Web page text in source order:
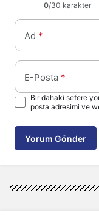
0/30 karakter
Ad *
E-Posta *
Bir dahaki sefere
posta adresimi ve
Yorum Gönder